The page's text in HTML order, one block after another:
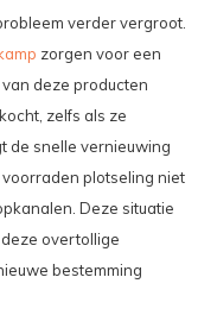
verder vergroot.
zorgen voor een
deze producten
zelfs als ze
de snelle vernieuwing
plotseling niet
Deze situatie
overtollige
bestemming